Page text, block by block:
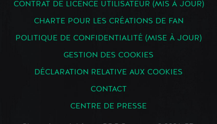
CONTRAT DE LICENCE UTILISATEUR (MIS À JOUR)
CHARTE POUR LES CRÉATIONS DE FAN
POLITIQUE DE CONFIDENTIALITÉ (MISE À JOUR)
GESTION DES COOKIES
DÉCLARATION RELATIVE AUX COOKIES
CONTACT
CENTRE DE PRESSE